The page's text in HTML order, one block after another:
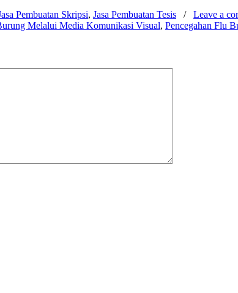
Pembuatan Skripsi, Jasa Pembuatan Tesis / Leave a
Melalui Media Komunikasi Visual, Pencegahan Flu